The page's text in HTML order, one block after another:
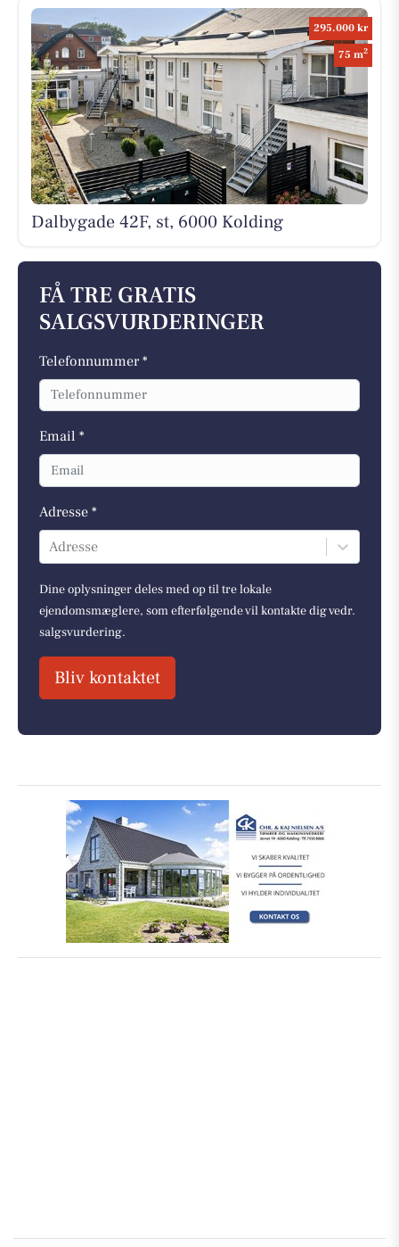
295.000 kr
75 m2
Dalbygade 42F, st, 6000 Kolding
FÅ TRE GRATIS
SALGSVURDERINGER
Telefonnummer *
Email *
Adresse *
Adresse
Dine oplysninger deles med op til tre lokale
ejendomsmæglere, som efterfølgende vil kontakte dig vedr.
salgsvurdering.
Bliv kontaktet